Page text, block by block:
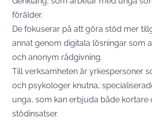
förälder.
De fokuserar på att göra stöd mer
annat genom digitala lösningar som
och anonym rådgivning.
Till verksamheten är yrkespersoner
och psykologer knutna,
unga, som kan erbjuda både kortare
stödinsatser.